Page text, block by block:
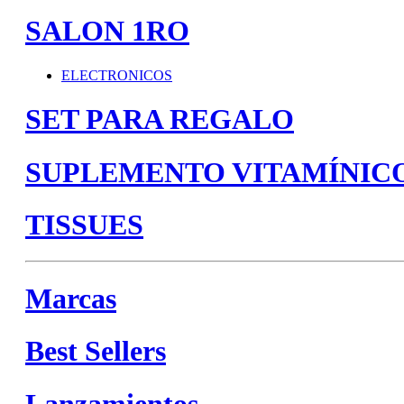
SALON 1RO
ELECTRONICOS
SET PARA REGALO
SUPLEMENTO
TISSUES
Marcas
Best Sellers